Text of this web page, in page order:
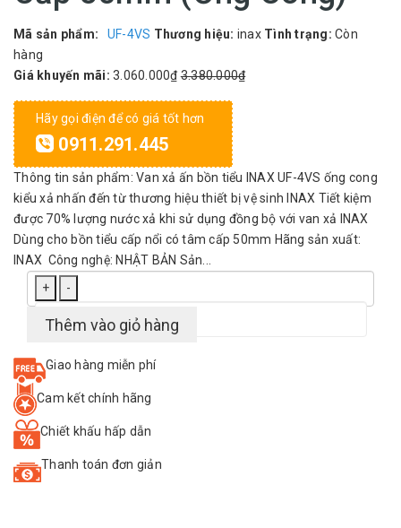
Mã sản phẩm: UF-4VS Thương hiệu: inax Tình trạng: Còn
hàng
Giá khuyến mãi: 3.060.000₫ 3.380.000₫
Hãy gọi điện để có giá tốt hơn
0911.291.445
Thông tin sản phẩm: Van xả ấn bồn tiểu INAX UF-4VS ống cong
kiểu xả nhấn đến từ thương hiệu thiết bị vệ sinh INAX Tiết kiệm
được 70% lượng nước xả khi sử dụng đồng bộ với van xả INAX
Dùng cho bồn tiểu cấp nổi có tâm cấp 50mm Hãng sản xuất:
INAX Công nghệ: NHẬT BẢN Sản...
+
-
Thêm vào giỏ hàng
Giao hàng miễn phí
Cam kết chính hãng
Chiết khấu hấp dẫn
Thanh toán đơn giản